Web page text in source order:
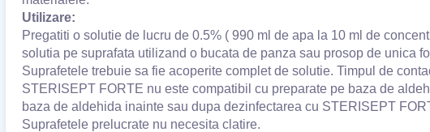
Utilizare:
Pregatiti o solutie de lucru de 0.5% ( 990 ml de apa la 10 ml de
solutia pe suprafata utilizand o bucata de panza sau prosop de unica
Suprafetele trebuie sa fie acoperite complet de solutie. Timpul de
STERISEPT FORTE nu este compatibil cu preparate pe baza de
baza de aldehida inainte sau dupa dezinfectarea cu STERISEPT
Suprafetele prelucrate nu necesita clatire.